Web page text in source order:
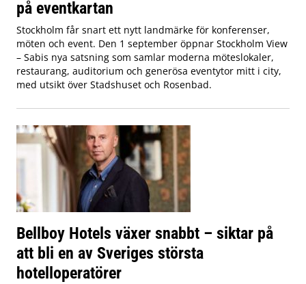
på eventkartan
Stockholm får snart ett nytt landmärke för konferenser,
möten och event. Den 1 september öppnar Stockholm View
– Sabis nya satsning som samlar moderna möteslokaler,
restaurang, auditorium och generösa eventytor mitt i city,
med utsikt över Stadshuset och Rosenbad.
Bellboy Hotels växer snabbt – siktar på
att bli en av Sveriges största
hotelloperatörer